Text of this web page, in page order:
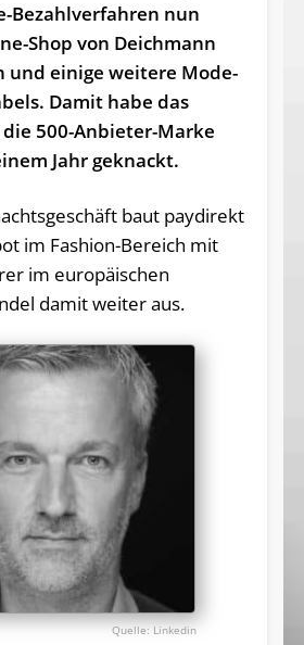
Be­zahl­ver­fahren nun
Shop von Deichmann
und einige weitere Mode-
Damit habe das
500-Anbieter-Marke
Jahr geknackt.
baut paydirekt
im Fashion-Bereich mit
im europäischen
damit weiter aus.
Linkedin